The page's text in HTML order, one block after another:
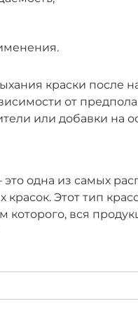
краски после
от
или добавки на
это одна из самых
Этот тип
которого, вся